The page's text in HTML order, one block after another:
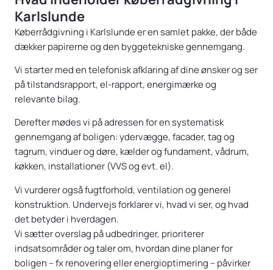
Karlslunde
Køberrådgivning i Karlslunde er en samlet pakke, der både
dækker papirerne og den byggetekniske gennemgang.
Vi starter med en telefonisk afklaring af dine ønsker og ser
på tilstandsrapport, el-rapport, energimærke og
relevante bilag.
Derefter mødes vi på adressen for en systematisk
gennemgang af boligen: ydervægge, facader, tag og
tagrum, vinduer og døre, kælder og fundament, vådrum,
køkken, installationer (VVS og evt. el).
Vi vurderer også fugtforhold, ventilation og generel
konstruktion. Undervejs forklarer vi, hvad vi ser, og hvad
det betyder i hverdagen.
Vi sætter overslag på udbedringer, prioriterer
indsatsområder og taler om, hvordan dine planer for
boligen – fx renovering eller energioptimering – påvirker